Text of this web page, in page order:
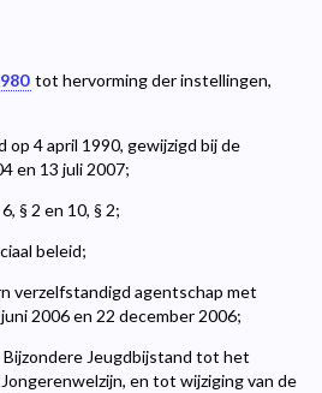
tot hervorming der instellingen,
4 april 1990, gewijzigd bij de
en 13 juli 2007;
§ 2 en 10, § 2;
beleid;
verzelfstandigd agentschap met
2006 en 22 december 2006;
Jeugdbijstand tot het
en tot wijziging van de